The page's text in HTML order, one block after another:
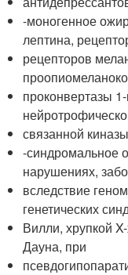
-моногенное
лептина,
рецепторов
проконвертазы
связанной
-синдромальное
нарушениях,
вследствие
генетических
Вилли, хрупкой
Дауна, при